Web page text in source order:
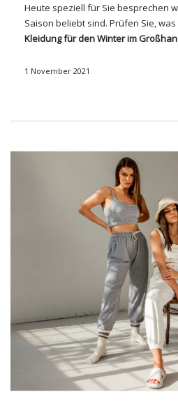
Heute speziell für Sie besprechen
Saison beliebt sind. Prüfen Sie,
Kleidung für den Winter im
Kleidungsstücke.
verschiedene Anlässe und
einer Vielzahl von Farben.Kleidung
Kleidungselementen in anderen
werden, mit pastellfarbenen
Modellen in kräftigen Farbtönen.
der Erde enthalten, der Farbton
Boho- oder Hippie-Styling. Was
1 November 2021